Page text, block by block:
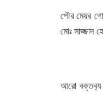
পৌর মেয়র
মোঃ সাজ্জাদ
আ‌রো বক্তব‌্য